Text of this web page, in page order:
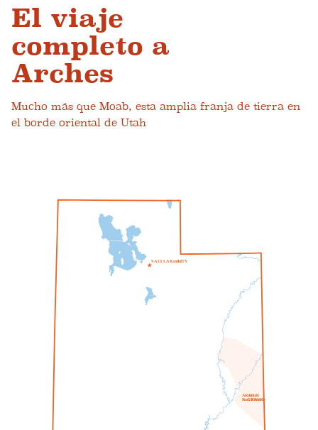
El viaje
completo a
Arches
Mucho más que Moab, esta amplia franja de tierra en
el borde oriental de Utah
ARdoHmiS
RmiGRAMO
IOnorte
SALTLAKmidoITY